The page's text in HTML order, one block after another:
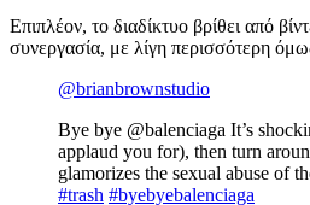
Επιπλέον, το διαδίκτυο βρίθει από
συνεργασία, με λίγη περισσότερη
@brianbrownstudio
Bye bye @balenciaga It’s
applaud you for), then turn
glamorizes the sexual abuse of
#trash #byebyebalenciaga